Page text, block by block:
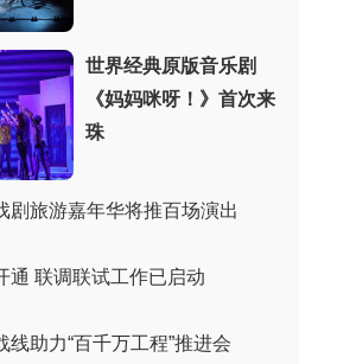
世界经典原版音乐剧
《妈妈咪呀！》首次来
珠
剧旅游嘉年华将推百场演出
通 联调联试工作已启动
线助力“百千万工程”推进会